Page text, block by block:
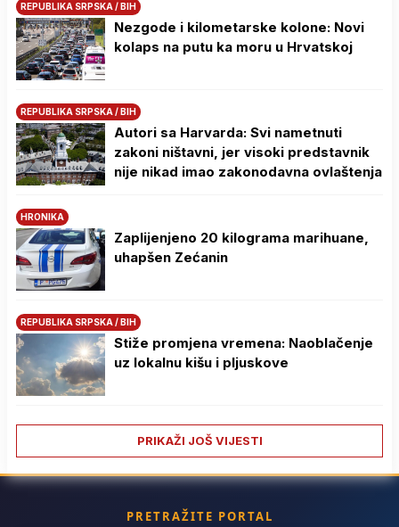
REPUBLIKA SRPSKA / BIH
Nezgode i kilometarske kolone: Novi
kolaps na putu ka moru u Hrvatskoj
REPUBLIKA SRPSKA / BIH
Autori sa Harvarda: Svi nametnuti
zakoni ništavni, jer visoki predstavnik
nije nikad imao zakonodavna ovlaštenja
HRONIKA
Zaplijenjeno 20 kilograma marihuane,
uhapšen Zećanin
REPUBLIKA SRPSKA / BIH
Stiže promjena vremena: Naoblačenje
uz lokalnu kišu i pljuskove
PRIKAŽI JOŠ VIJESTI
PRETRAŽITE PORTAL